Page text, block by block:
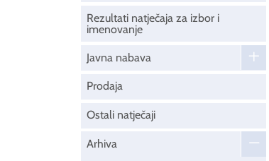
Rezultati natječaja za izbor i
imenovanje
Javna nabava
Prodaja
Ostali natječaji
Arhiva